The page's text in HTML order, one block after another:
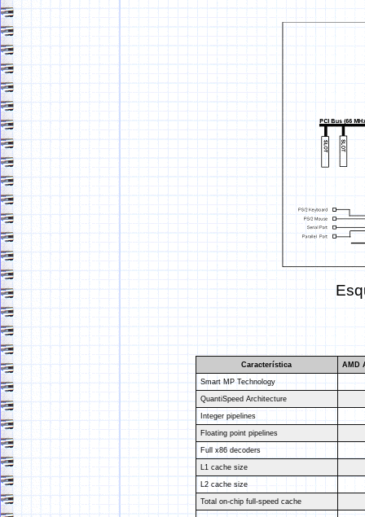
Característica AMD
Smart MP Technology
QuantiSpeed Architecture
Integer pipelines
Floating point pipelines
Full x86 decoders
L1 cache size
L2 cache size
Total on-chip full-speed cache